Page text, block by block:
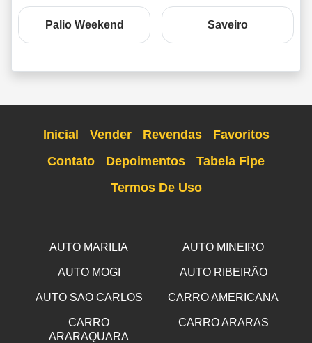
Palio Weekend Saveiro
Inicial Vender Revendas
Favoritos
Contato
Depoimentos
Tabela Fipe
Termos De Uso
AUTO MARILIA AUTO MINEIRO
AUTO MOGI AUTO RIBEIRÃO
AUTO SAO CARLOS CARRO AMERICANA
CARRO
ARARAQUARA
CARRO ARARAS